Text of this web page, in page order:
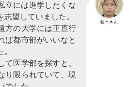
弦本さん
立には進学したくな
望していました。
方の大学には正直行
ば都市部がいいなと
て医学部を探すと、
り限られていて、現